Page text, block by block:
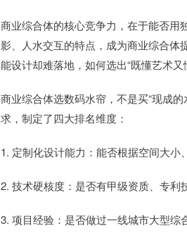
商业综合体的核心竞争力，在于能否用
影、人水交互的特点，成为商业综合体
能设计却难落地，如何选出“既懂艺术又
商业综合体选数码水帘，不是买“现成
求，制定了四大排名维度：
1. 定制化设计能力：能否根据空间大小
2. 技术硬核度：是否有甲级资质、专利
3. 项目经验：是否做过一线城市大型综